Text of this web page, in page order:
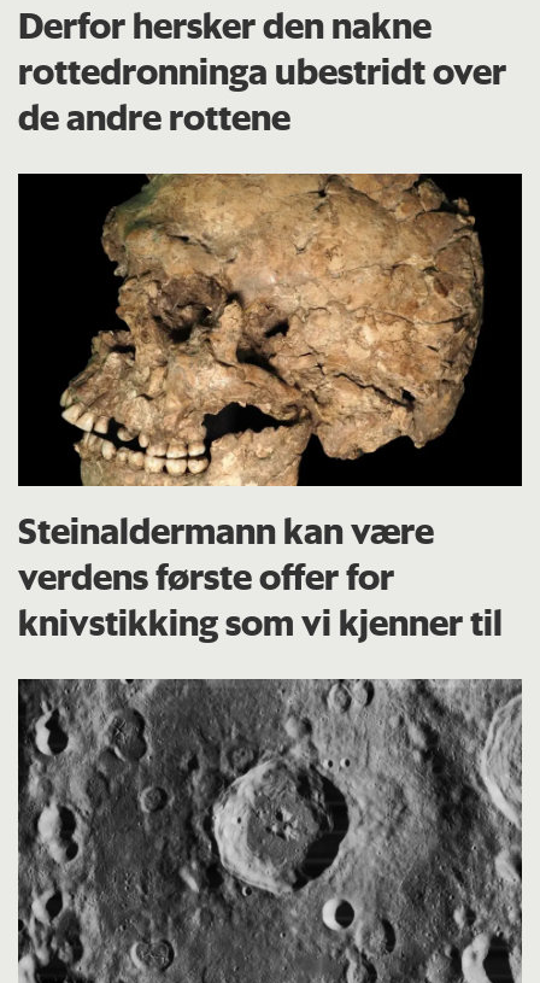
Derfor hersker den nakne
rottedronninga ubestridt over
de andre rottene
Steinaldermann kan være
verdens første offer for
knivstikking som vi kjenner til